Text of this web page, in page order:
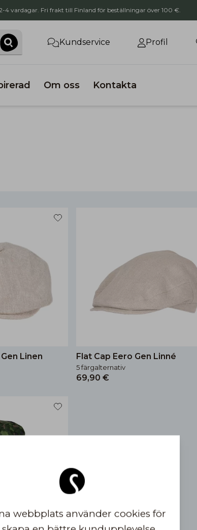
4 vardagar. Fri frakt till Finland för beställningar över 100 €.
Kundservice Profil
Om oss Kontakta
Linen Flat Cap Eero Gen Linné
5 färgalternativ
69,90 €
webbplats använder cookies för